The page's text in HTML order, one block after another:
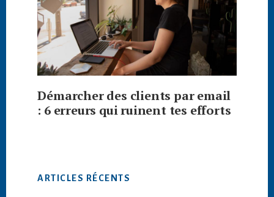
Démarcher des clients par email
: 6 erreurs qui ruinent tes efforts
ARTICLES RÉCENTS